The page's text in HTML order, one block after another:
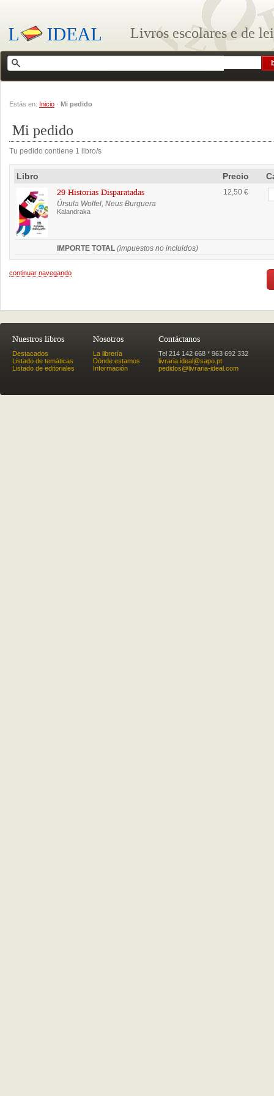
Livros escolares e de
Estás en: Inicio · Mi pedido
Mi pedido
Tu pedido contiene 1 libro/s
Libro Precio
29 Historias Disparatadas
Úrsula Wolfel, Neus Burguera
Kalandraka
12,50 €
IMPORTE TOTAL (impuestos no incluidos)
continuar navegando
Nuestros libros
Destacados
Listado de temáticas
Listado de editoriales
Nosotros
La librería
Dónde estamos
Información
Contáctanos
Tel 214 142 668 * 963 692 332
livraria.ideal@sapo.pt
pedidos@livraria-ideal.com